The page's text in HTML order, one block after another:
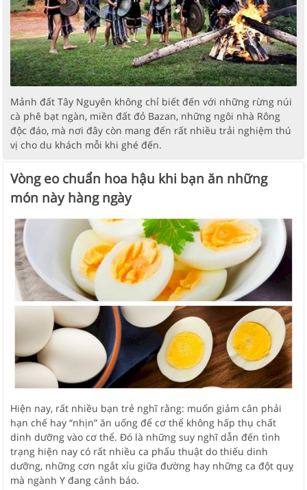
Mảnh đất Tây Nguyên không chỉ biết đến với những rừng núi
cà phê bạt ngàn, miền đất đỏ Bazan, những ngôi nhà Rông
độc đáo, mà nơi đây còn mang đến rất nhiều trải nghiệm thú
vị cho du khách mỗi khi ghé đến.
Vòng eo chuẩn hoa hậu khi bạn ăn những
món này hàng ngày
Hiện nay, rất nhiều bạn trẻ nghĩ rằng: muốn giảm cân phải
hạn chế hay “nhịn” ăn uống để cơ thể không hấp thụ chất
dinh dưỡng vào cơ thể. Đó là những suy nghĩ dẫn đến tình
trạng hiện nay có rất nhiều ca phẩu thuật do thiếu dinh
dưỡng, những cơn ngắt xỉu giữa đường hay những ca đột quỵ
mà ngành Y đang cảnh báo.